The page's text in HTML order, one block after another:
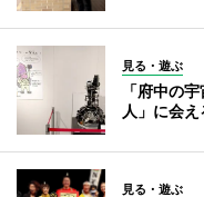
見る・遊ぶ
「府中の
人」に会
見る・遊ぶ